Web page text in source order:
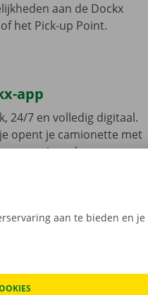
aan de Dockx
het Pick-up Point.
app
24/7 en volledig digitaal.
opent je camionette met
naar jouw keuze.
aan te bieden en je